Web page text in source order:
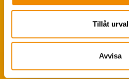
Tillåt urval
Avvisa
Fruktsamhetsservice
Ledarpraktikan